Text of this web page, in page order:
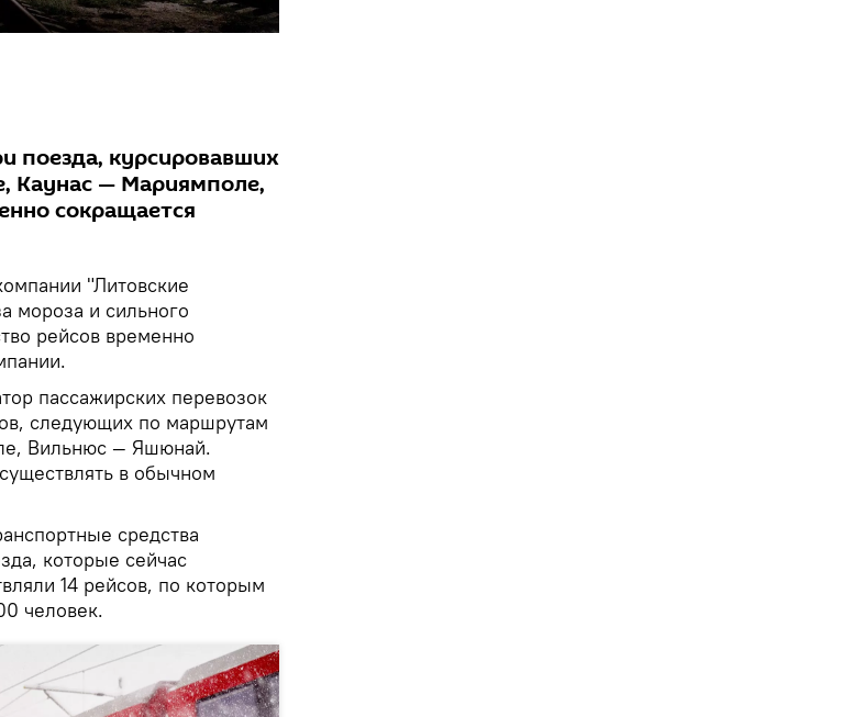
поезда, курсировавших
Каунас — Мариямполе,
сокращается
"Литовские
мороза и сильного
рейсов временно
пассажирских перевозок
следующих по маршрутам
Вильнюс — Яшюнай.
в обычном
средства
которые сейчас
14 рейсов, по которым
человек.